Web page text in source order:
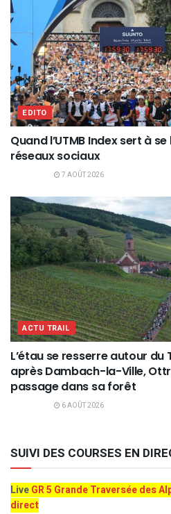
EDITO
Quand l’UTMB Index sert à
réseaux sociaux
7 AOÛT 2026
ACTU TRAIL
L’étau se resserre autour du
après Dambach-la-Ville,
passage dans sa forêt
6 AOÛT 2026
SUIVI DES COURSES EN
LiveGR 5 Grande Traversée des
direct